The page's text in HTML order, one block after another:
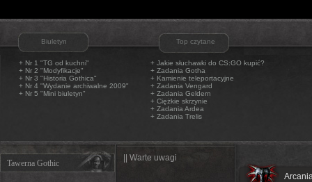
Biuletyn Top czytane
+ Nr 1 "TG od kuchni"
+ Nr 2 "Modyfikacje"
+ Nr 3 "Historia Gothica"
+ Nr 4 "Wydanie archiwalne 2009"
+ Nr 5 "Mini biuletyn"
+ Jakie słuchawki do CS:GO kupić?
+ Zadania Gotha
+ Kamienie teleportacyjne
+ Zadania Vengard
+ Zadania Geldern
+ Ciężkie skrzynie
+ Zadania Ardea
+ Zadania Trelis
Tawerna Gothic
|| Warte uwagi